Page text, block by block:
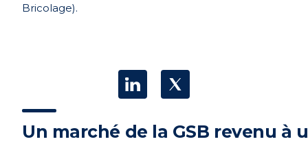
Bricolage).
Un marché de la GSB revenu à